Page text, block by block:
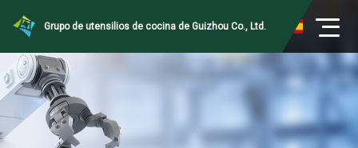
Grupo de utensilios de cocina de Guizhou Co., Ltd.